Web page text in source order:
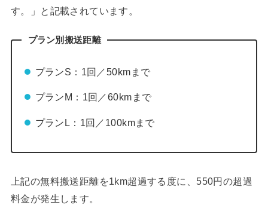
す。」と記載されています。
プラン別搬送距離
プランS：1回／50kmまで
プランM：1回／60kmまで
プランL：1回／100kmまで
上記の無料搬送距離を1km超過する度に、550円の超過
料金が発生します。